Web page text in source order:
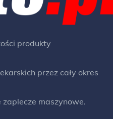
produkty
przez cały okres
maszynowe.